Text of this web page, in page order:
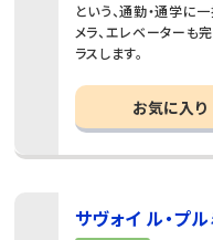
という、通勤・通学に
メラ、エレベーターも
ラスします。
お気に入り
サヴォイ ル・プ